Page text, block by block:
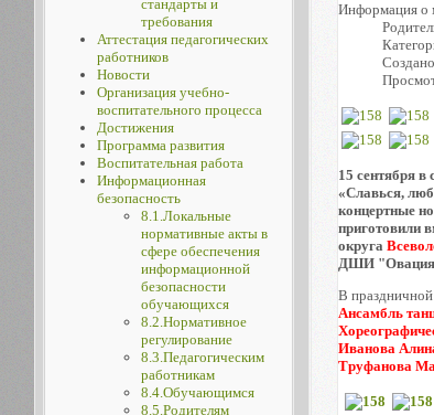
стандарты и
требования
Аттестация педагогических
работников
Новости
Организация учебно-
воспитательного процесса
Достижения
Программа развития
Воспитательная работа
Информационная
безопасность
8.1.Локальные
нормативные акты в
сфере обеспечения
информационной
безопасности
обучающихся
8.2.Нормативное
регулирование
8.3.Педагогическим
работникам
8.4.Обучающимся
8.5.Родителям
Информация о
15 сентября в
«Славься,
концертные
приготовили
округа
ДШИ
В
Ансамбль
Иванова
Труфанова